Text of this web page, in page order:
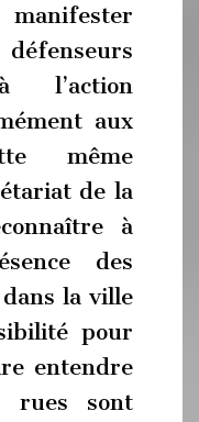
l’action
aux
même
de la
à
des
la ville
pour
entendre
rues sont